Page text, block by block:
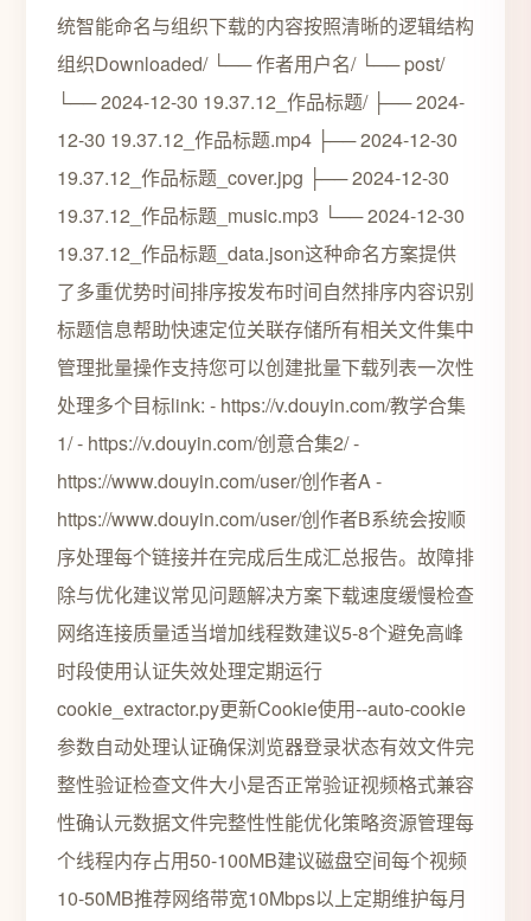
统智能命名与组织下载的内容按照清晰的逻辑结构
组织Downloaded/ └── 作者用户名/ └── post/
└── 2024-12-30 19.37.12_作品标题/ ├── 2024-
12-30 19.37.12_作品标题.mp4 ├── 2024-12-30
19.37.12_作品标题_cover.jpg ├── 2024-12-30
19.37.12_作品标题_music.mp3 └── 2024-12-30
19.37.12_作品标题_data.json这种命名方案提供
了多重优势时间排序按发布时间自然排序内容识别
标题信息帮助快速定位关联存储所有相关文件集中
管理批量操作支持您可以创建批量下载列表一次性
处理多个目标link: - https://v.douyin.com/教学合集
1/ - https://v.douyin.com/创意合集2/ -
https://www.douyin.com/user/创作者A -
https://www.douyin.com/user/创作者B系统会按顺
序处理每个链接并在完成后生成汇总报告。故障排
除与优化建议常见问题解决方案下载速度缓慢检查
网络连接质量适当增加线程数建议5-8个避免高峰
时段使用认证失效处理定期运行
cookie_extractor.py更新Cookie使用--auto-cookie
参数自动处理认证确保浏览器登录状态有效文件完
整性验证检查文件大小是否正常验证视频格式兼容
性确认元数据文件完整性性能优化策略资源管理每
个线程内存占用50-100MB建议磁盘空间每个视频
10-50MB推荐网络带宽10Mbps以上定期维护每月